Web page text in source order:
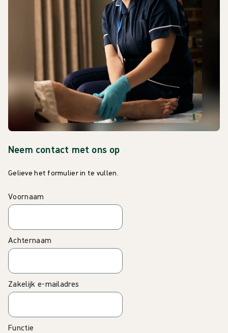
Neem contact met ons op
Gelieve het formulier in te vullen.
Voornaam
Achternaam
Zakelijk e-mailadres
Functie